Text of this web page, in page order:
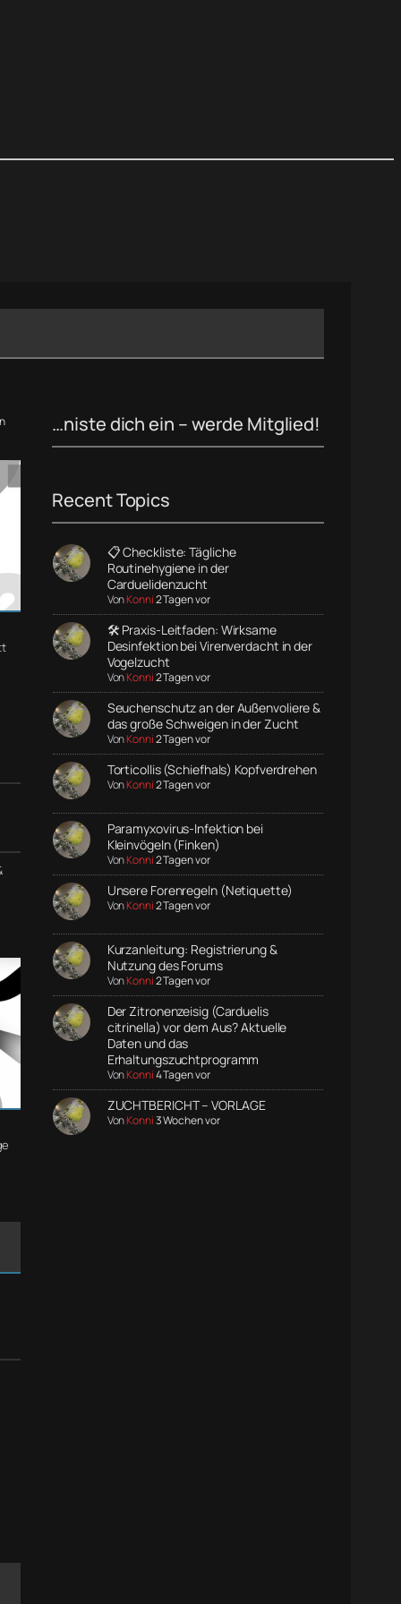
…niste dich ein – werde Mitglied!
Recent Topics
📋 Checkliste: Tägliche
Routinehygiene in der
Carduelidenzucht
VonKonni2 Tagen vor
🛠️ Praxis-Leitfaden: Wirksame
Desinfektion bei Virenverdacht in der
Vogelzucht
VonKonni2 Tagen vor
Seuchenschutz an der Außenvoliere &
das große Schweigen in der Zucht
VonKonni2 Tagen vor
Torticollis (Schiefhals) Kopfverdrehen
VonKonni2 Tagen vor
Paramyxovirus-Infektion bei
Kleinvögeln (Finken)
VonKonni2 Tagen vor
Unsere Forenregeln (Netiquette)
VonKonni2 Tagen vor
Kurzanleitung: Registrierung &
Nutzung des Forums
VonKonni2 Tagen vor
Der Zitronenzeisig (Carduelis
citrinella) vor dem Aus? Aktuelle
Daten und das
Erhaltungszuchtprogramm
VonKonni4 Tagen vor
ZUCHTBERICHT – VORLAGE
VonKonni3 Wochen vor